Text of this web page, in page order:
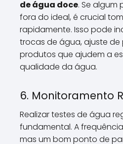
de água doce. Se algum
fora do ideal, é crucial
rapidamente. Isso pode
trocas de água, ajuste
produtos que ajudem a
qualidade da água.
6. Monitoramento
Realizar testes de água
fundamental. A
mas um bom ponto de